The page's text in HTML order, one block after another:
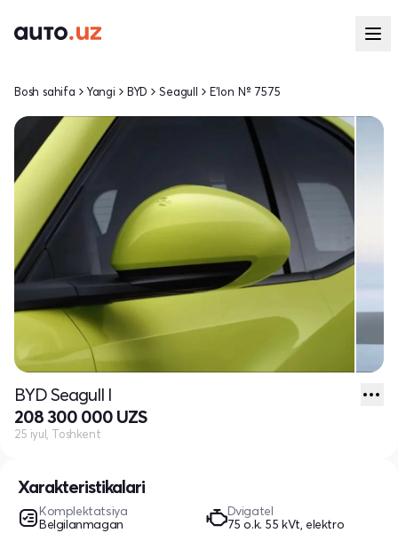
Xarakteristikalari
Komplektatsiya
Belgilanmagan
Dvigatel
75 o.k. 55 kVt, elektro
Bosh sahifa Yangi BYD Seagull E'lon № 7575
BYD Seagull I
208 300 000 UZS
25 iyul, Toshkent